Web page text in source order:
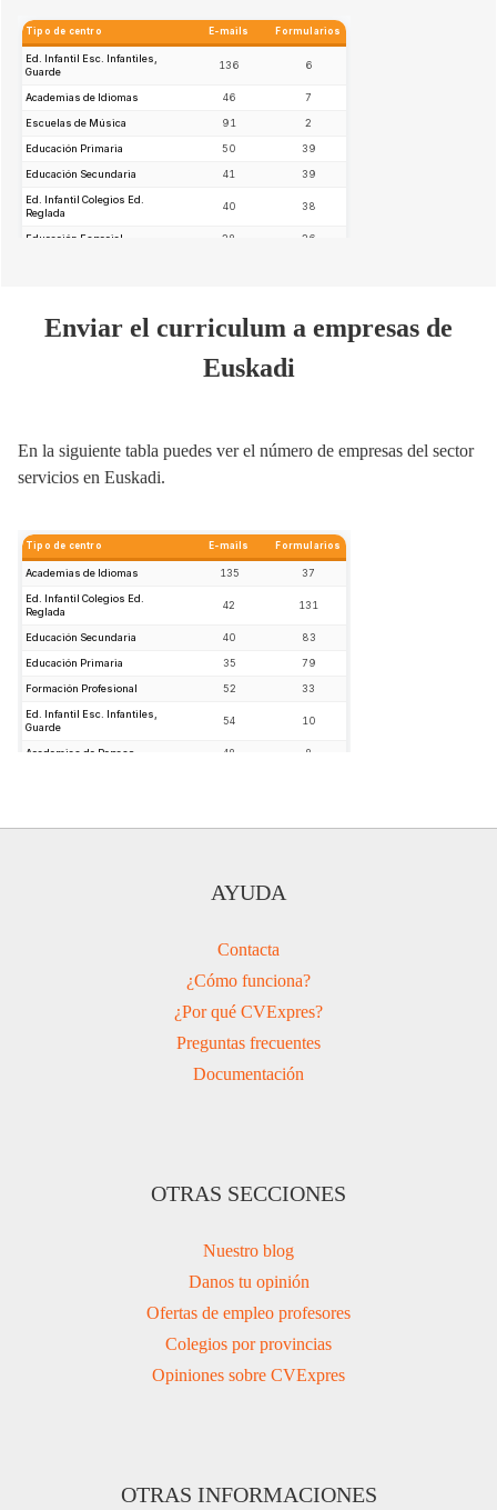
Enviar el curriculum a empresas de
Euskadi
En la siguiente tabla puedes ver el número de empresas del sector
servicios en Euskadi.
AYUDA
Contacta
¿Cómo funciona?
¿Por qué CVExpres?
Preguntas frecuentes
Documentación
OTRAS SECCIONES
Nuestro blog
Danos tu opinión
Ofertas de empleo profesores
Colegios por provincias
Opiniones sobre CVExpres
OTRAS INFORMACIONES